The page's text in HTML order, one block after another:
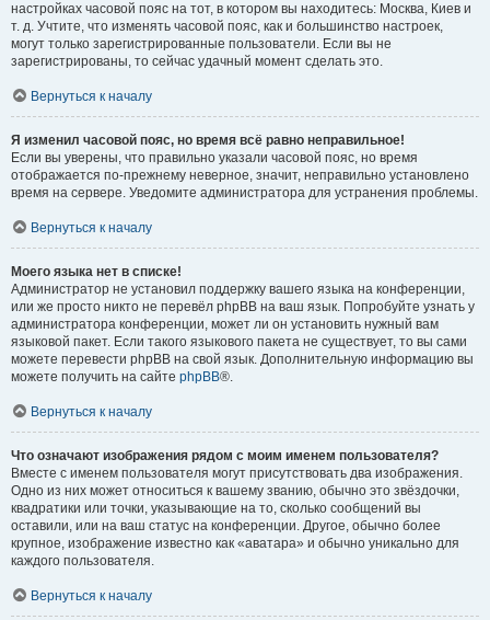
настройках часовой пояс на тот, в котором вы находитесь: Москва, Киев и
т. д. Учтите, что изменять часовой пояс, как и большинство настроек,
могут только зарегистрированные пользователи. Если вы не
зарегистрированы, то сейчас удачный момент сделать это.
Вернуться к началу
Я изменил часовой пояс, но время всё равно неправильное!
Если вы уверены, что правильно указали часовой пояс, но время
отображается по-прежнему неверное, значит, неправильно установлено
время на сервере. Уведомите администратора для устранения проблемы.
Вернуться к началу
Моего языка нет в списке!
Администратор не установил поддержку вашего языка на конференции,
или же просто никто не перевёл phpBB на ваш язык. Попробуйте узнать у
администратора конференции, может ли он установить нужный вам
языковой пакет. Если такого языкового пакета не существует, то вы сами
можете перевести phpBB на свой язык. Дополнительную информацию вы
можете получить на сайте phpBB®.
Вернуться к началу
Что означают изображения рядом с моим именем пользователя?
Вместе с именем пользователя могут присутствовать два изображения.
Одно из них может относиться к вашему званию, обычно это звёздочки,
квадратики или точки, указывающие на то, сколько сообщений вы
оставили, или на ваш статус на конференции. Другое, обычно более
крупное, изображение известно как «аватара» и обычно уникально для
каждого пользователя.
Вернуться к началу